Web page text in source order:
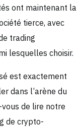
ont maintenant la
tierce, avec
trading
lesquelles choisir.
est exactement
dans l’arène du
de lire notre
de crypto-